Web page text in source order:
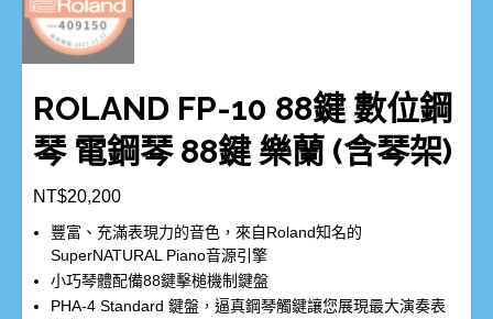
ROLAND FP-10 88鍵 數位鋼
琴 電鋼琴 88鍵 樂蘭 (含琴架)
NT$20,200
豐富、充滿表現力的音色，來自Roland知名的
SuperNATURAL Piano音源引擎
小巧琴體配備88鍵擊槌機制鍵盤
PHA-4 Standard 鍵盤，逼真鋼琴觸鍵讓您展現最大演奏表